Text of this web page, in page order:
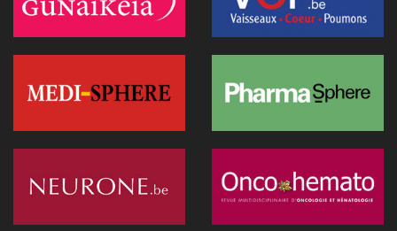
07 juillet 2026 - 20:56
Les Belges restent les plus réticents d'Europe face au
diagnostic médical par l'IA (étude)
réduisant la dose de rayonnement en cathétérisme
06 juillet 2026 - 10:49
L'hôpital d'Ostende teste l'IA en consultation